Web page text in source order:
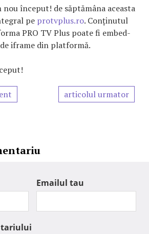
nou început! de săptămâna aceasta
pe protvplus.ro. Conținutul
PRO TV Plus poate fi embed-
iframe din platformă.
articolul urmator
Emailul tau